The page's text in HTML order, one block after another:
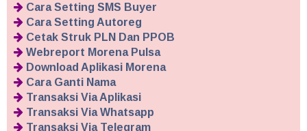
Cara Setting SMS Buyer
Cara Setting Autoreg
Cetak Struk PLN Dan PPOB
Webreport Morena Pulsa
Download Aplikasi Morena
Cara Ganti Nama
Transaksi Via Aplikasi
Transaksi Via Whatsapp
Transaksi Via Telegram